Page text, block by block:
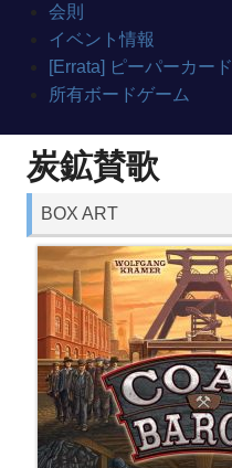
会則
イベント情報
[Errata] ピーパーカード
所有ボードゲーム
炭鉱賛歌
BOX ART